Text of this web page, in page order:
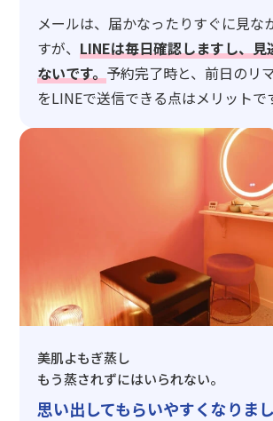
メールは、届かなったりすぐに見な
すが、 LINEは毎日確認しますし、見
ないです。 予約完了時と、前日のリ
をLINEで送信できる点はメリットで
美肌よもぎ蒸し
もう蒸されずにはいられない。
思い出してもらいやすくなりま